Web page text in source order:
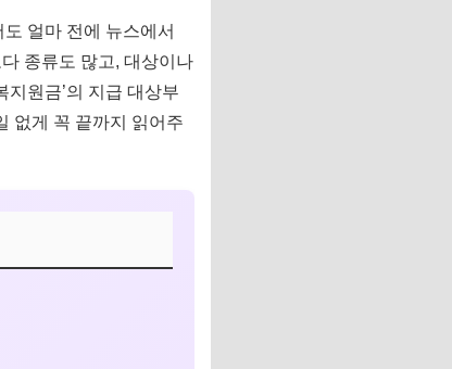
얼마 전에 뉴스에서
종류도 많고, 대상이나
원금’의 지급 대상부
없게 꼭 끝까지 읽어주